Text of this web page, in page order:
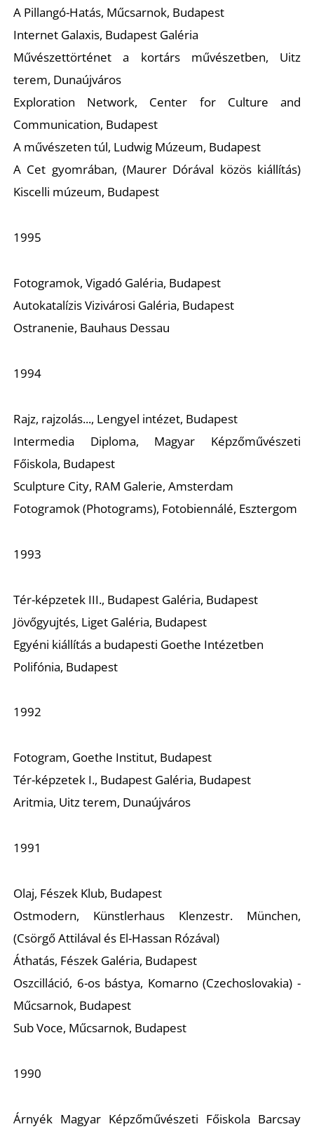
A Pillangó-Hatás, Műcsarnok, Budapest
Internet Galaxis, Budapest Galéria
Művészettörténet a kortárs művészetben, Uitz
terem, Dunaújváros
Exploration Network, Center for Culture and
Communication, Budapest
A művészeten túl, Ludwig Múzeum, Budapest
A Cet gyomrában, (Maurer Dórával közös kiállítás)
Kiscelli múzeum, Budapest
1995
Fotogramok, Vigadó Galéria, Budapest
Autokatalízis Vizivárosi Galéria, Budapest
Ostranenie, Bauhaus Dessau
1994
Rajz, rajzolás..., Lengyel intézet, Budapest
Intermedia Diploma, Magyar Képzőművészeti
Főiskola, Budapest
Sculpture City, RAM Galerie, Amsterdam
Fotogramok (Photograms), Fotobiennálé, Esztergom
1993
Tér-képzetek III., Budapest Galéria, Budapest
Jövőgyujtés, Liget Galéria, Budapest
Egyéni kiállítás a budapesti Goethe Intézetben
Polifónia, Budapest
1992
Fotogram, Goethe Institut, Budapest
Tér-képzetek I., Budapest Galéria, Budapest
Aritmia, Uitz terem, Dunaújváros
1991
Olaj, Fészek Klub, Budapest
Ostmodern, Künstlerhaus Klenzestr. München,
(Csörgő Attilával és El-Hassan Rózával)
Áthatás, Fészek Galéria, Budapest
Oszcilláció, 6-os bástya, Komarno (Czechoslovakia) -
Műcsarnok, Budapest
Sub Voce, Műcsarnok, Budapest
1990
Árnyék Magyar Képzőművészeti Főiskola Barcsay